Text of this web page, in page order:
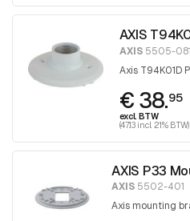
AXIS
AXIS5505-081
Axis T94K01D
€ 38.95
excl. BTW
(47.13 incl. 21% BTW)
AXIS P33
AXIS 5502-401
Axis mounting